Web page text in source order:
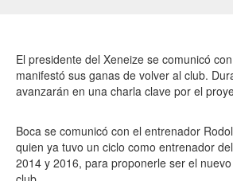
El presidente del Xeneize se comunicó
manifestó sus ganas de volver al club.
avanzarán en una charla clave por el
Boca se comunicó con el entrenador
quien ya tuvo un ciclo como entrenador
2014 y 2016, para proponerle ser el